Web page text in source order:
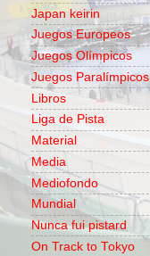
Japan keirin
Juegos Europeos
Juegos Olímpicos
Juegos Paralímpicos
Libros
Liga de Pista
Material
Media
Mediofondo
Mundial
Nunca fui pistard
On Track to Tokyo